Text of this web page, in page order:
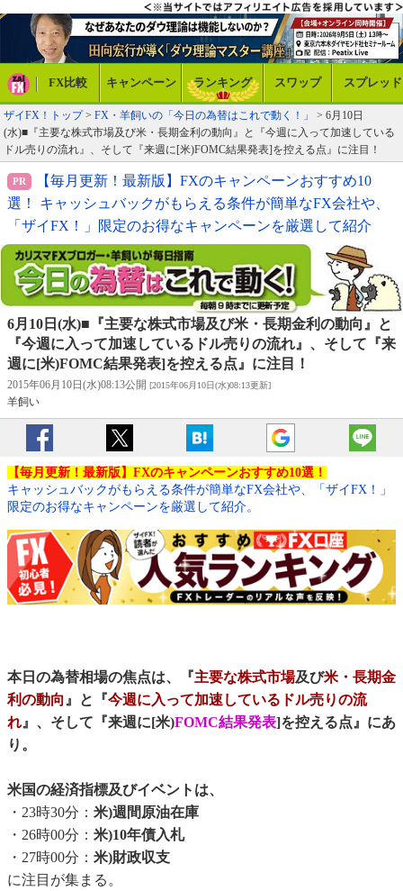
FX比較 キャンペーン ランキング スワップ スプレッド
ザイFX！トップ> FX・羊飼いの「今日の為替はこれで動く！」
> 6月10日
(水)■『主要な株式市場及び米・長期金利の動向』と『今週に入って加速している
ドル売りの流れ』、そして『来週に[米)FOMC結果発表]を控える点』に注目！
【毎月更新！最新版】FXのキャンペーンおすすめ10
選！ キャッシュバックがもらえる条件が簡単なFX会社や、
「ザイFX！」限定のお得なキャンペーンを厳選して紹介
6月10日(水)■『主要な株式市場及び米・長期金利の動向』と
『今週に入って加速しているドル売りの流れ』、そして『来
週に[米)FOMC結果発表]を控える点』に注目！
2015年06月10日(水)08:13公開 [2015年06月10日(水)08:13更新]
羊飼い
【毎月更新！最新版】FXのキャンペーンおすすめ10選！
キャッシュバックがもらえる条件が簡単なFX会社や、「ザイFX！」
限定のお得なキャンペーンを厳選して紹介。
本日の為替相場の焦点は、『主要な株式市場及び米・長期金
利の動向』と『今週に入って加速しているドル売りの流
れ』、そして『来週に[米)FOMC結果発表]を控える点』にあ
り。
米国の経済指標及びイベントは、
・23時30分： 米)週間原油在庫
・26時00分： 米)10年債入札
・27時00分： 米)財政収支
に注目が集まる。